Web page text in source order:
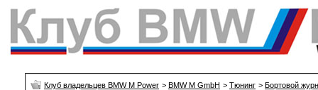
Клуб владельцев BMW M Power > BMW M GmbH > Тюнинг > Бортовой